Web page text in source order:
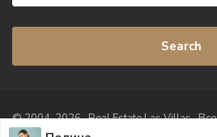
Search
© 2004-2026 · Real Estate Las Villas ·